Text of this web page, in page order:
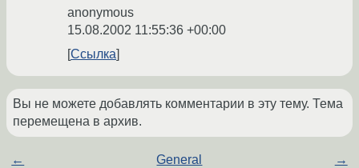
anonymous
15.08.2002 11:55:36 +00:00
Ссылка
Вы не можете добавлять комментарии в эту тему. Тема
перемещена в архив.
← General →